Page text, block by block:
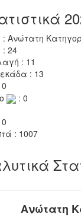
: Ανώτατη
: 24
: 11
: 13
: 0
: 1007
Ανώτατη